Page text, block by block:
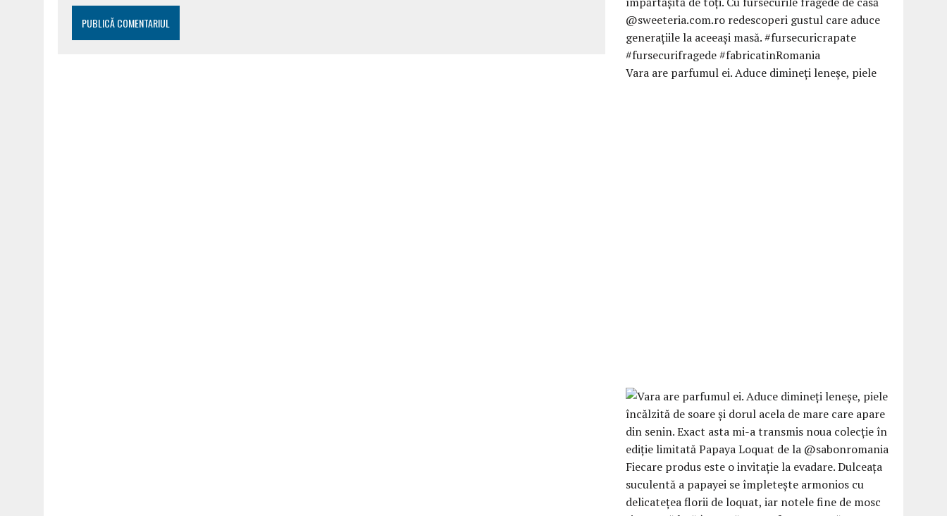
Vara are parfumul ei. Aduce dimineți leneșe, piele